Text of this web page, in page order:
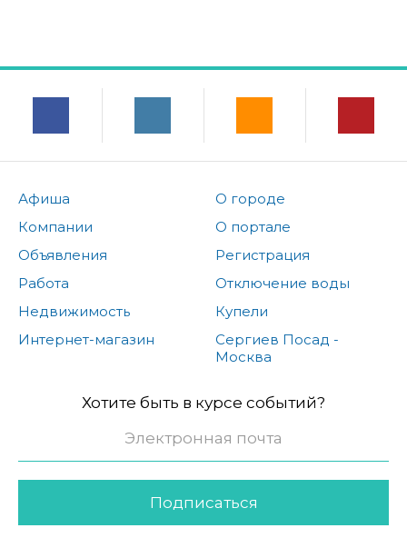
Афиша
Компании
Объявления
Работа
Недвижимость
Интернет-магазин
О городе
О портале
Регистрация
Отключение воды
Купели
Сергиев Посад -
Москва
Хотите быть в курсе событий?
Подписаться